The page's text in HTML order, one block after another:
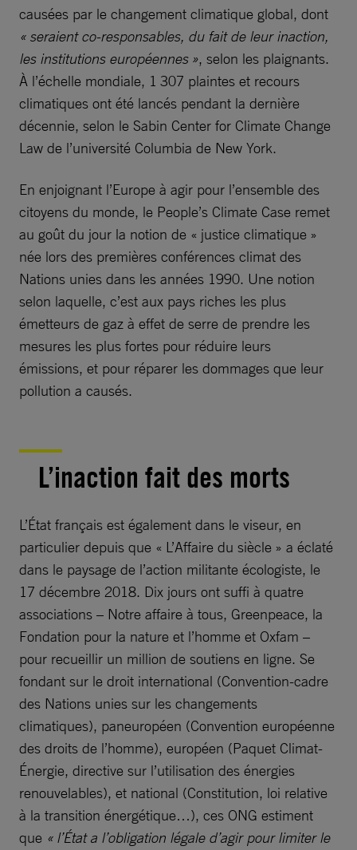
causées par le changement climatique global, dont
« seraient co-responsables, du fait de leur inaction,
les institutions européennes », selon les plaignants.
À l’échelle mondiale, 1 307 plaintes et recours
climatiques ont été lancés pendant la dernière
décennie, selon le Sabin Center for Climate Change
Law de l’université Columbia de New York.
En enjoignant l’Europe à agir pour l’ensemble des
citoyens du monde, le People’s Climate Case remet
au goût du jour la notion de « justice climatique »
née lors des premières conférences climat des
Nations unies dans les années 1990. Une notion
selon laquelle, c’est aux pays riches les plus
émetteurs de gaz à effet de serre de prendre les
mesures les plus fortes pour réduire leurs
émissions, et pour réparer les dommages que leur
pollution a causés.
L’inaction fait des morts
L’État français est également dans le viseur, en
particulier depuis que « L’Affaire du siècle » a éclaté
dans le paysage de l’action militante écologiste, le
17 décembre 2018. Dix jours ont suffi à quatre
associations – Notre affaire à tous, Greenpeace, la
Fondation pour la nature et l’homme et Oxfam –
pour recueillir un million de soutiens en ligne. Se
fondant sur le droit international (Convention-cadre
des Nations unies sur les changements
climatiques), paneuropéen (Convention européenne
des droits de l’homme), européen (Paquet Climat-
Énergie, directive sur l’utilisation des énergies
renouvelables), et national (Constitution, loi relative
à la transition énergétique…), ces ONG estiment
que « l’État a l’obligation légale d’agir pour limiter le